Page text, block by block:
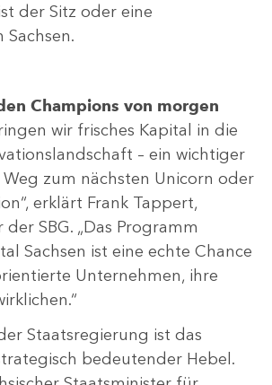
der Sitz oder eine
Champions von morgen
wir frisches Kapital in die
– ein wichtiger
zum nächsten Unicorn oder
erklärt Frank Tappert,
SBG. „Das Programm
Sachsen ist eine echte Chance
Unternehmen, ihre
Staatsregierung ist das
bedeutender Hebel.